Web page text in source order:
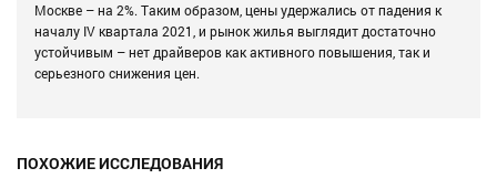
Москве – на 2%. Таким образом, цены удержались от падения к
началу IV квартала 2021, и рынок жилья выглядит достаточно
устойчивым – нет драйверов как активного повышения, так и
серьезного снижения цен.
ПОХОЖИЕ ИССЛЕДОВАНИЯ